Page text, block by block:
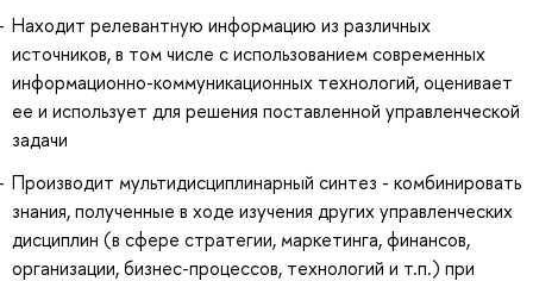
Находит релевантную информацию из различных
источников, в том числе с использованием современных
информационно-коммуникационных технологий, оценивает
ее и использует для решения поставленной управленческой
задачи
Производит мультидисциплинарный синтез - комбинировать
знания, полученные в ходе изучения других управленческих
дисциплин (в сфере стратегии, маркетинга, финансов,
организации, бизнес-процессов, технологий и т.п.) при